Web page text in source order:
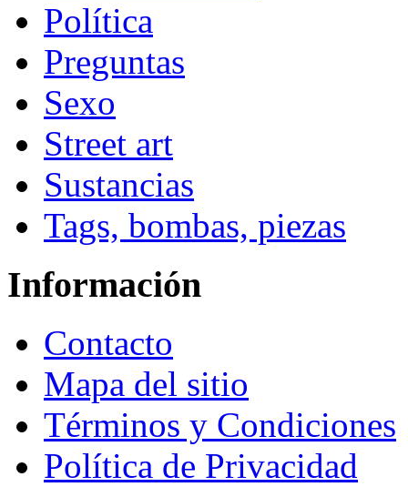
Política
Preguntas
Sexo
Street art
Sustancias
Tags, bombas, piezas
Información
Contacto
Mapa del sitio
Términos y Condiciones
Política de Privacidad